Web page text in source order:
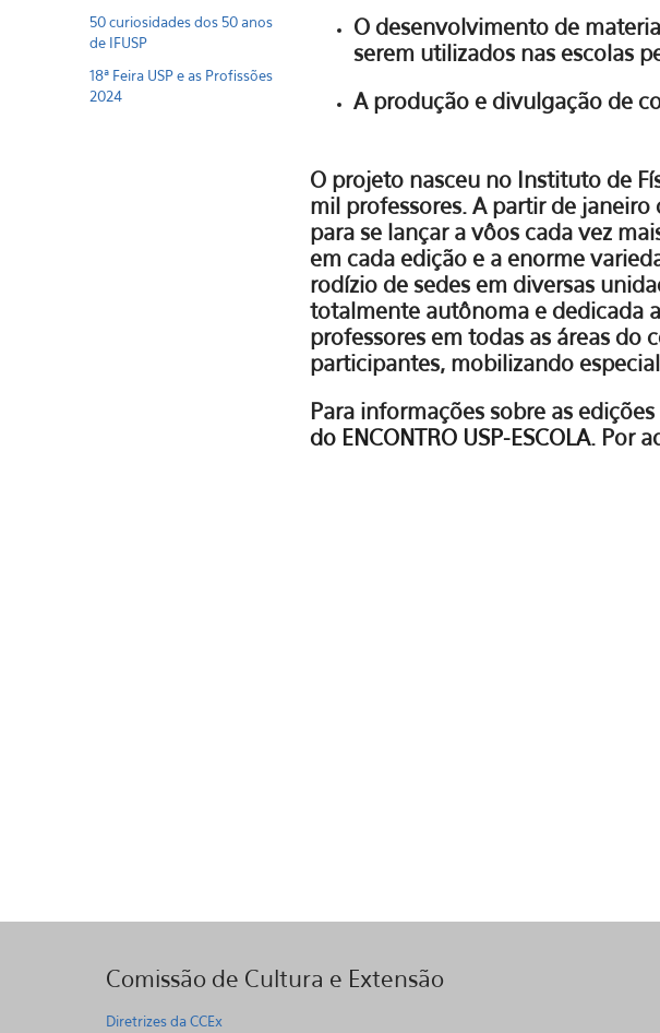
50 curiosidades dos 50 anos
de IFUSP
18ª Feira USP e as Profissões
2024
O desenvolvimento de
serem utilizados nas escolas
A produção e divulgação de
O projeto nasceu no Instituto de
mil professores. A partir de janeiro
para se lançar a vôos cada vez
em cada edição e a enorme
rodízio de sedes em diversas
totalmente autônoma e dedicada
professores em todas as áreas do
participantes, mobilizando
Para informações sobre as
do ENCONTRO USP-ESCOLA. Por
Comissão de Cultura e Extensão
Diretrizes da CCEx